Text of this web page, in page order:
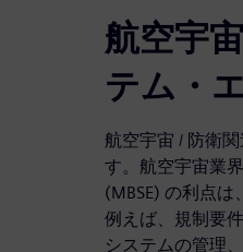
航空宇
テム・
航空宇宙 / 防衛
す。航空宇宙業
(MBSE) の利点
例えば、規制要
システムの管理